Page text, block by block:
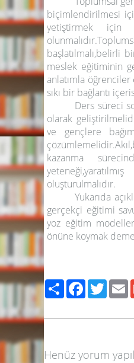
biçimlendirilmesi
yetiştirmek için
başlatılmalı,belirli
meslek eğitiminin
anlatımla
sıkı bir bağlantı
Ders süreci
olarak
ve gençlere
kazanma
oluşturulmalıdır.
Yukarıda
gerçekçi eğitimi
yoz eğitim
önüne koymak
PaylaşFacebook
Henüz yorum